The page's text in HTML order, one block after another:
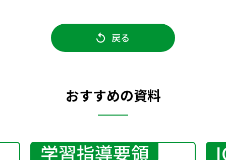
戻る
おすすめの資料
学習指導要領